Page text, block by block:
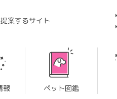
案するサイト
報 ペット図鑑